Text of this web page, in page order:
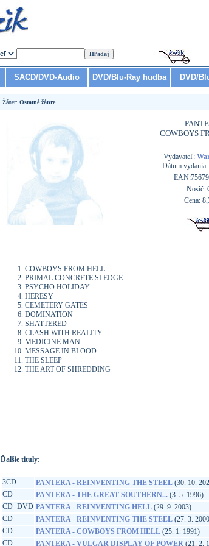
SACD/DVD-Audio DVD/Blu-Ray hudba DVD/
Žáner: Ostatné žánre
COWBOYS
Vydavateľ:
Dátum
Nosič:
Cena:
COWBOYS FROM HELL
PRIMAL CONCRETE SLEDGE
PSYCHO HOLIDAY
HERESY
CEMETERY GATES
DOMINATION
SHATTERED
CLASH WITH REALITY
MEDICINE MAN
MESSAGE IN BLOOD
THE SLEEP
THE ART OF SHREDDING
Ďalšie tituly:
3CD PANTERA - REINVENTING THE STEEL (30. 10.
CD
PANTERA - THE GREAT SOUTHERN... (3. 5. 1996)
CD+DVD PANTERA - REINVENTING HELL (29. 9. 2003)
CD
PANTERA - REINVENTING THE STEEL (27. 3.
CD
PANTERA - COWBOYS FROM HELL (25. 1. 1991)
CD
PANTERA - VULGAR DISPLAY OF POWER (21. 2.